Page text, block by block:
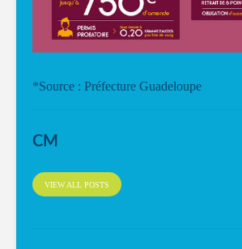
*Source : Préfecture Guadeloupe
CM
VIEW ALL POSTS